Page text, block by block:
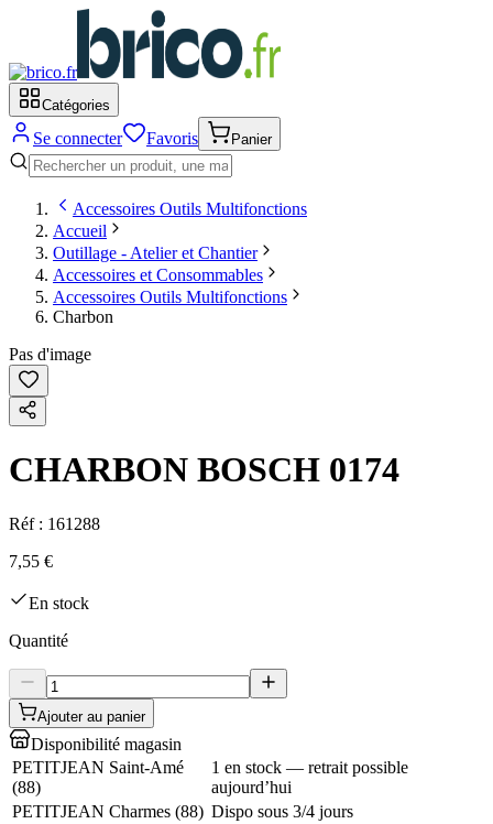
Catégories
Se connecter Favoris Panier
Accessoires Outils Multifonctions
Accueil
Outillage - Atelier et Chantier
Accessoires et Consommables
Accessoires Outils Multifonctions
Charbon
Pas d'image
CHARBON BOSCH 0174
Réf : 161288
7,55 €
En stock
Quantité
Ajouter au panier
Disponibilité magasin
PETITJEAN Saint-Amé
(88)
1 en stock — retrait possible
aujourd’hui
PETITJEAN Charmes (88) Dispo sous 3/4 jours